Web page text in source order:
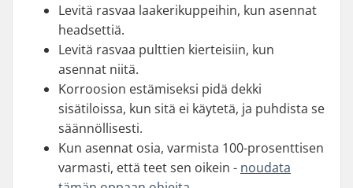
Levitä rasvaa laakerikuppeihin, kun asennat
headsettiä.
Levitä rasvaa pulttien kierteisiin, kun
asennat niitä.
Korroosion estämiseksi pidä dekki
sisätiloissa, kun sitä ei käytetä, ja puhdista se
säännöllisesti.
Kun asennat osia, varmista 100-prosenttisen
varmasti, että teet sen oikein - noudata